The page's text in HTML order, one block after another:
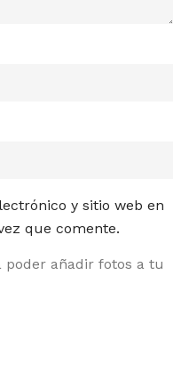
y sitio web en
que comente.
poder añadir fotos a tu